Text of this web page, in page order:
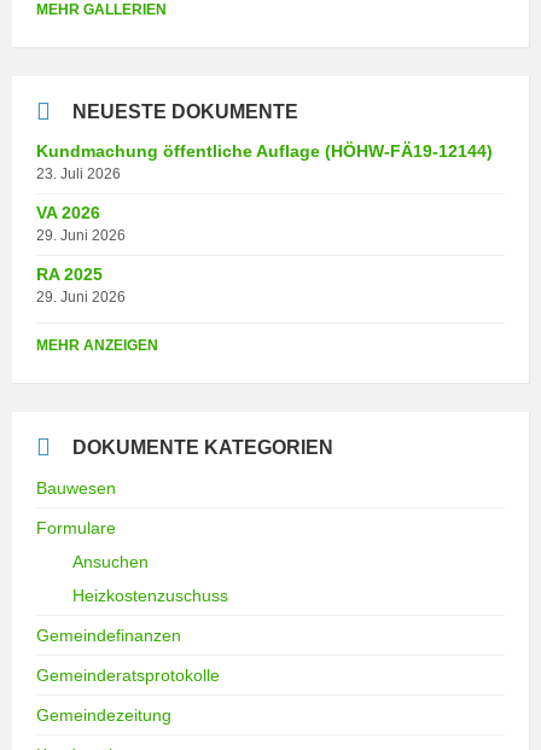
MEHR GALLERIEN
NEUESTE DOKUMENTE
Kundmachung öffentliche Auflage (HÖHW-FÄ19-12144)
23. Juli 2026
VA 2026
29. Juni 2026
RA 2025
29. Juni 2026
MEHR ANZEIGEN
DOKUMENTE KATEGORIEN
Bauwesen
Formulare
Ansuchen
Heizkostenzuschuss
Gemeindefinanzen
Gemeinderatsprotokolle
Gemeindezeitung